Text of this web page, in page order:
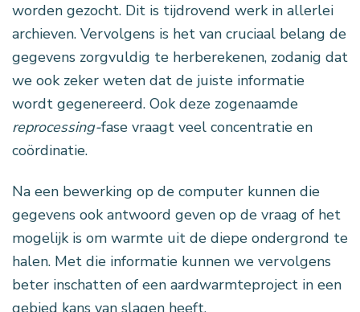
worden gezocht. Dit is tijdrovend werk in allerlei
archieven. Vervolgens is het van cruciaal belang de
gegevens zorgvuldig te herberekenen, zodanig dat
we ook zeker weten dat de juiste informatie
wordt gegenereerd. Ook deze zogenaamde
reprocessing-fase vraagt veel concentratie en
coördinatie.
Na een bewerking op de computer kunnen die
gegevens ook antwoord geven op de vraag of het
mogelijk is om warmte uit de diepe ondergrond te
halen. Met die informatie kunnen we vervolgens
beter inschatten of een aardwarmteproject in een
gebied kans van slagen heeft.